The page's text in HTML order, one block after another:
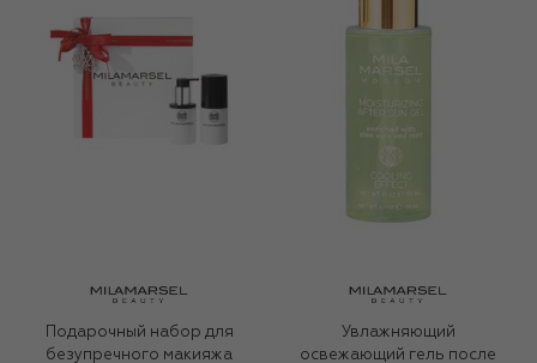
Подарочный набор для
безупречного макияжа
Увлажняющий
освежающий гель после